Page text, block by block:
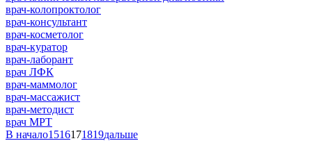
врач-колопроктолог
врач-консультант
врач-косметолог
врач-куратор
врач-лаборант
врач ЛФК
врач-маммолог
врач-массажист
врач-методист
врач МРТ
В начало1516171819дальше